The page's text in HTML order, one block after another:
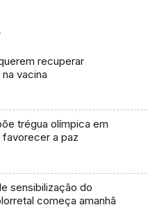
recuperar
vacina
trégua olímpica em
favorecer a paz
sensibilização do
começa amanhã